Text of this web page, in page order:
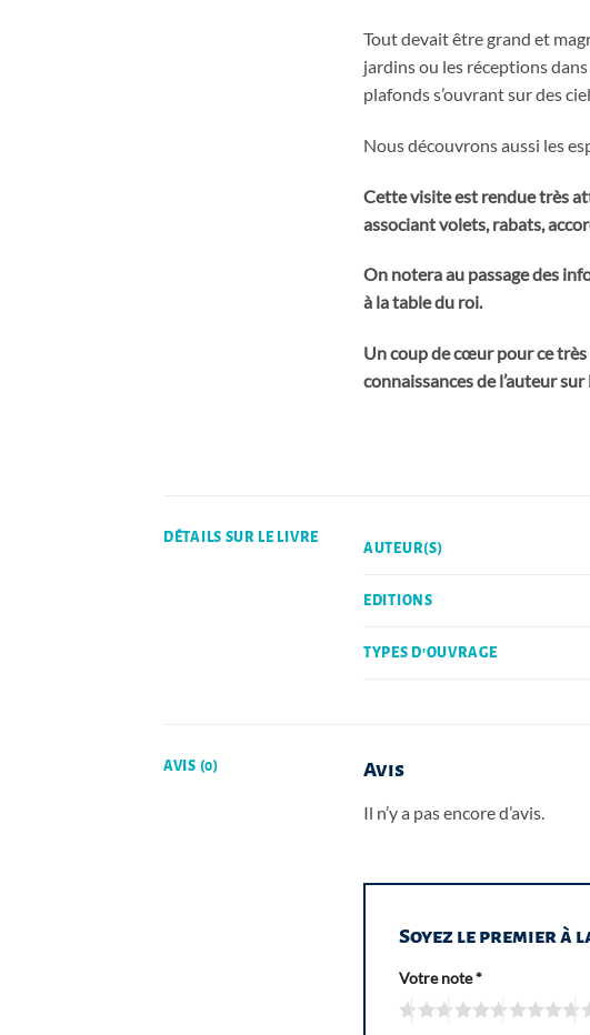
Tout devait être grand et
jardins ou les réceptions
plafonds s’ouvrant sur des
Nous découvrons aussi les
Cette visite est rendue très
associant volets, rabats,
On notera au passage des
à la table du roi.
Un coup de cœur pour ce
connaissances de l’auteur sur
DÉTAILS SUR LE LIVRE
AUTEUR(S)
EDITIONS
TYPES D'OUVRAGE
AVIS (0) Avis
Il n’y a pas encore d’avis.
Soyez le premier à
Votre note*